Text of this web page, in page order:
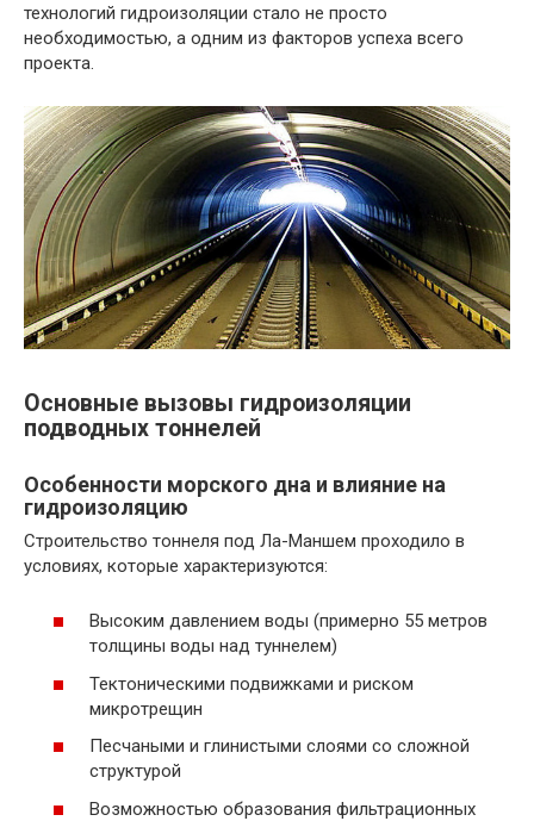
технологий гидроизоляции стало не просто
необходимостью, а одним из факторов успеха всего
проекта.
Основные вызовы гидроизоляции
подводных тоннелей
Особенности морского дна и влияние на
гидроизоляцию
Строительство тоннеля под Ла-Маншем проходило в
условиях, которые характеризуются:
Высоким давлением воды (примерно 55 метров
толщины воды над туннелем)
Тектоническими подвижками и риском
микротрещин
Песчаными и глинистыми слоями со сложной
структурой
Возможностью образования фильтрационных